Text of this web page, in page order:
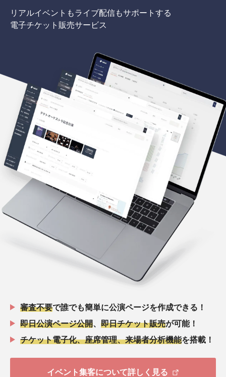
リアルイベントもライブ配信もサポートする
電子チケット販売サービス
審査不要で誰でも簡単に公演ページを作成できる！
即日公演ページ公開
即日チケット販売が可能！
チケット電子化、座席管理、来場者分析機能を搭載！
イベント集客について詳しく見る